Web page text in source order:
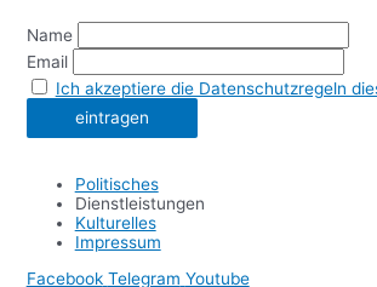
Name
Email
Ich akzeptiere die Datenschutzregeln
Politisches
Dienstleistungen
Kulturelles
Impressum
Facebook Telegram Youtube